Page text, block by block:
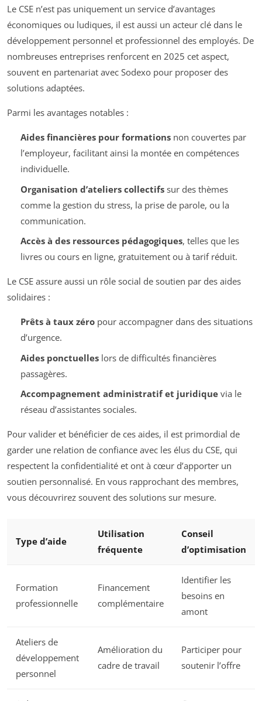
Le CSE n’est pas uniquement un service d’avantages
économiques ou ludiques, il est aussi un acteur clé dans le
développement personnel et professionnel des employés. De
nombreuses entreprises renforcent en 2025 cet aspect,
souvent en partenariat avec Sodexo pour proposer des
solutions adaptées.
Parmi les avantages notables :
Aides financières pour formationsnon couvertes par
l’employeur, facilitant ainsi la montée en compétences
individuelle.
Organisation d’ateliers collectifssur des thèmes
comme la gestion du stress, la prise de parole, ou la
communication.
Accès à des ressources pédagogiques, telles que les
livres ou cours en ligne, gratuitement ou à tarif réduit.
Le CSE assure aussi un rôle social de soutien par des aides
solidaires :
Prêts à taux zéropour accompagner dans des situations
d’urgence.
Aides ponctuelleslors de difficultés financières
passagères.
Accompagnement administratif et juridiquevia le
réseau d’assistantes sociales.
Pour valider et bénéficier de ces aides, il est primordial de
garder une relation de confiance avec les élus du CSE, qui
respectent la confidentialité et ont à cœur d’apporter un
soutien personnalisé. En vous rapprochant des membres,
vous découvrirez souvent des solutions sur mesure.
Type d’aide
Utilisation
fréquente
Conseil
d’optimisation
Formation
professionnelle
Financement
complémentaire
Identifier les
besoins en
amont
Ateliers de
développement
personnel
Amélioration du
cadre de travail
Participer pour
soutenir l’offre